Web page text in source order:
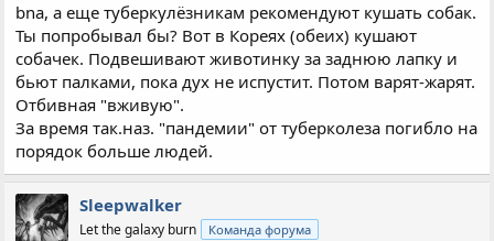
bna, а еще туберкулёзникам рекомендуют кушать собак.
Ты попробывал бы? Вот в Кореях (обеих) кушают
собачек. Подвешивают животинку за заднюю лапку и
бьют палками, пока дух не испустит. Потом варят-жарят.
Отбивная "вживую".
За время так.наз. "пандемии" от туберколеза погибло на
порядок больше людей.
Sleepwalker
Let the galaxy burn Команда форума